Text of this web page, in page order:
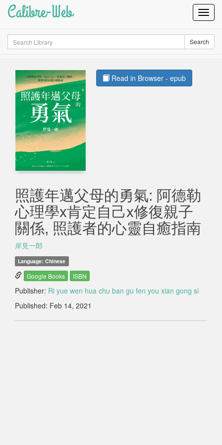
Calibre-Web
Search Search
Read in Browser - epub
照護年邁父母的勇氣: 阿德勒
心理學x肯定自己x修復親子
關係, 照護者的心靈自癒指南
岸見一郎
Language: Chinese
Google Books ISBN
Publisher: Ri yue wen hua chu ban gu fen you xian gong si
Published: Feb 14, 2021